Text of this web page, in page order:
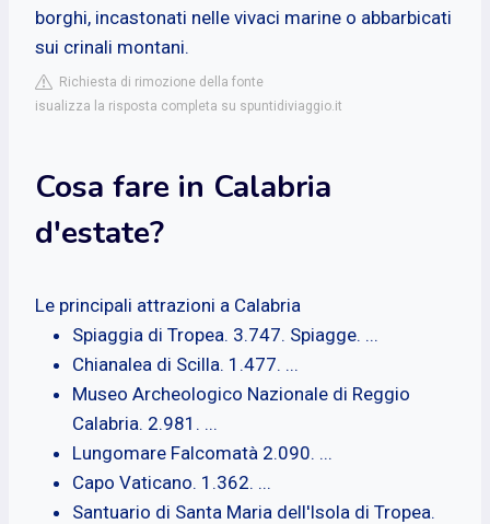
borghi, incastonati nelle vivaci marine o abbarbicati
sui crinali montani.
Richiesta di rimozione della fonte
isualizza la risposta completa su spuntidiviaggio.it
Cosa fare in Calabria
d'estate?
Le principali attrazioni a Calabria
Spiaggia di Tropea. 3.747. Spiagge. ...
Chianalea di Scilla. 1.477. ...
Museo Archeologico Nazionale di Reggio
Calabria. 2.981. ...
Lungomare Falcomatà 2.090. ...
Capo Vaticano. 1.362. ...
Santuario di Santa Maria dell'Isola di Tropea.